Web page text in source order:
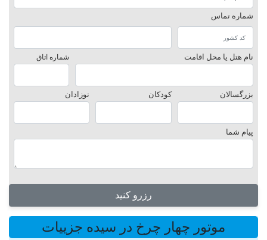
شماره تماس
نام هتل یا محل اقامت شماره اتاق
بزرگسالان کودکان نوزادان
پیام شما
رزرو کنید
موتور چهار چرخ در سیده جزییات